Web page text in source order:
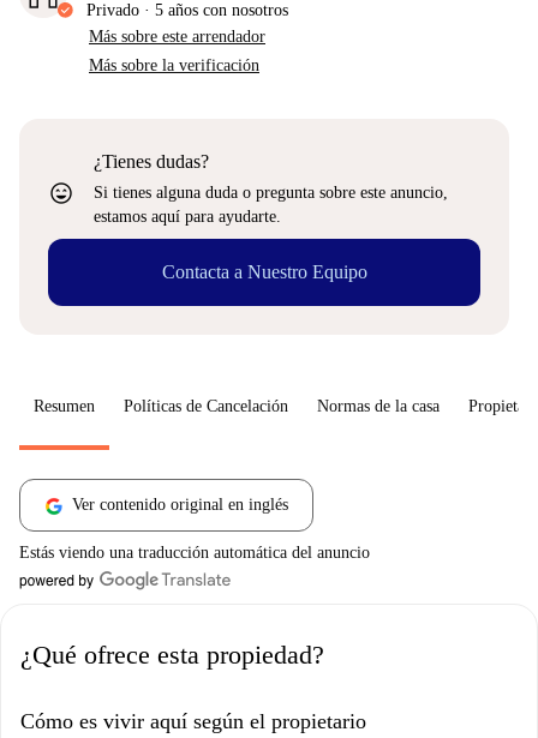
Privado · 5 años con nosotros
Más sobre este arrendador
Más sobre la verificación
sentiment_very_satisfied
¿Tienes dudas?
Si tienes alguna duda o pregunta sobre este anuncio,
estamos aquí para ayudarte.
Contacta a Nuestro Equipo
Resumen Políticas de Cancelación Normas de la casa
Ver contenido original en inglés
Estás viendo una traducción automática del anuncio
¿Qué ofrece esta propiedad?
Cómo es vivir aquí según el propietario